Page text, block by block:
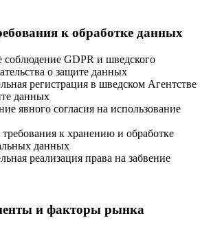
к обработке данных
соблюдение GDPR и шведского
о защите данных
регистрация в шведском Агентстве
данных
явного согласия на использование
к хранению и обработке
данных
реализация права на забвение
и факторы рынка